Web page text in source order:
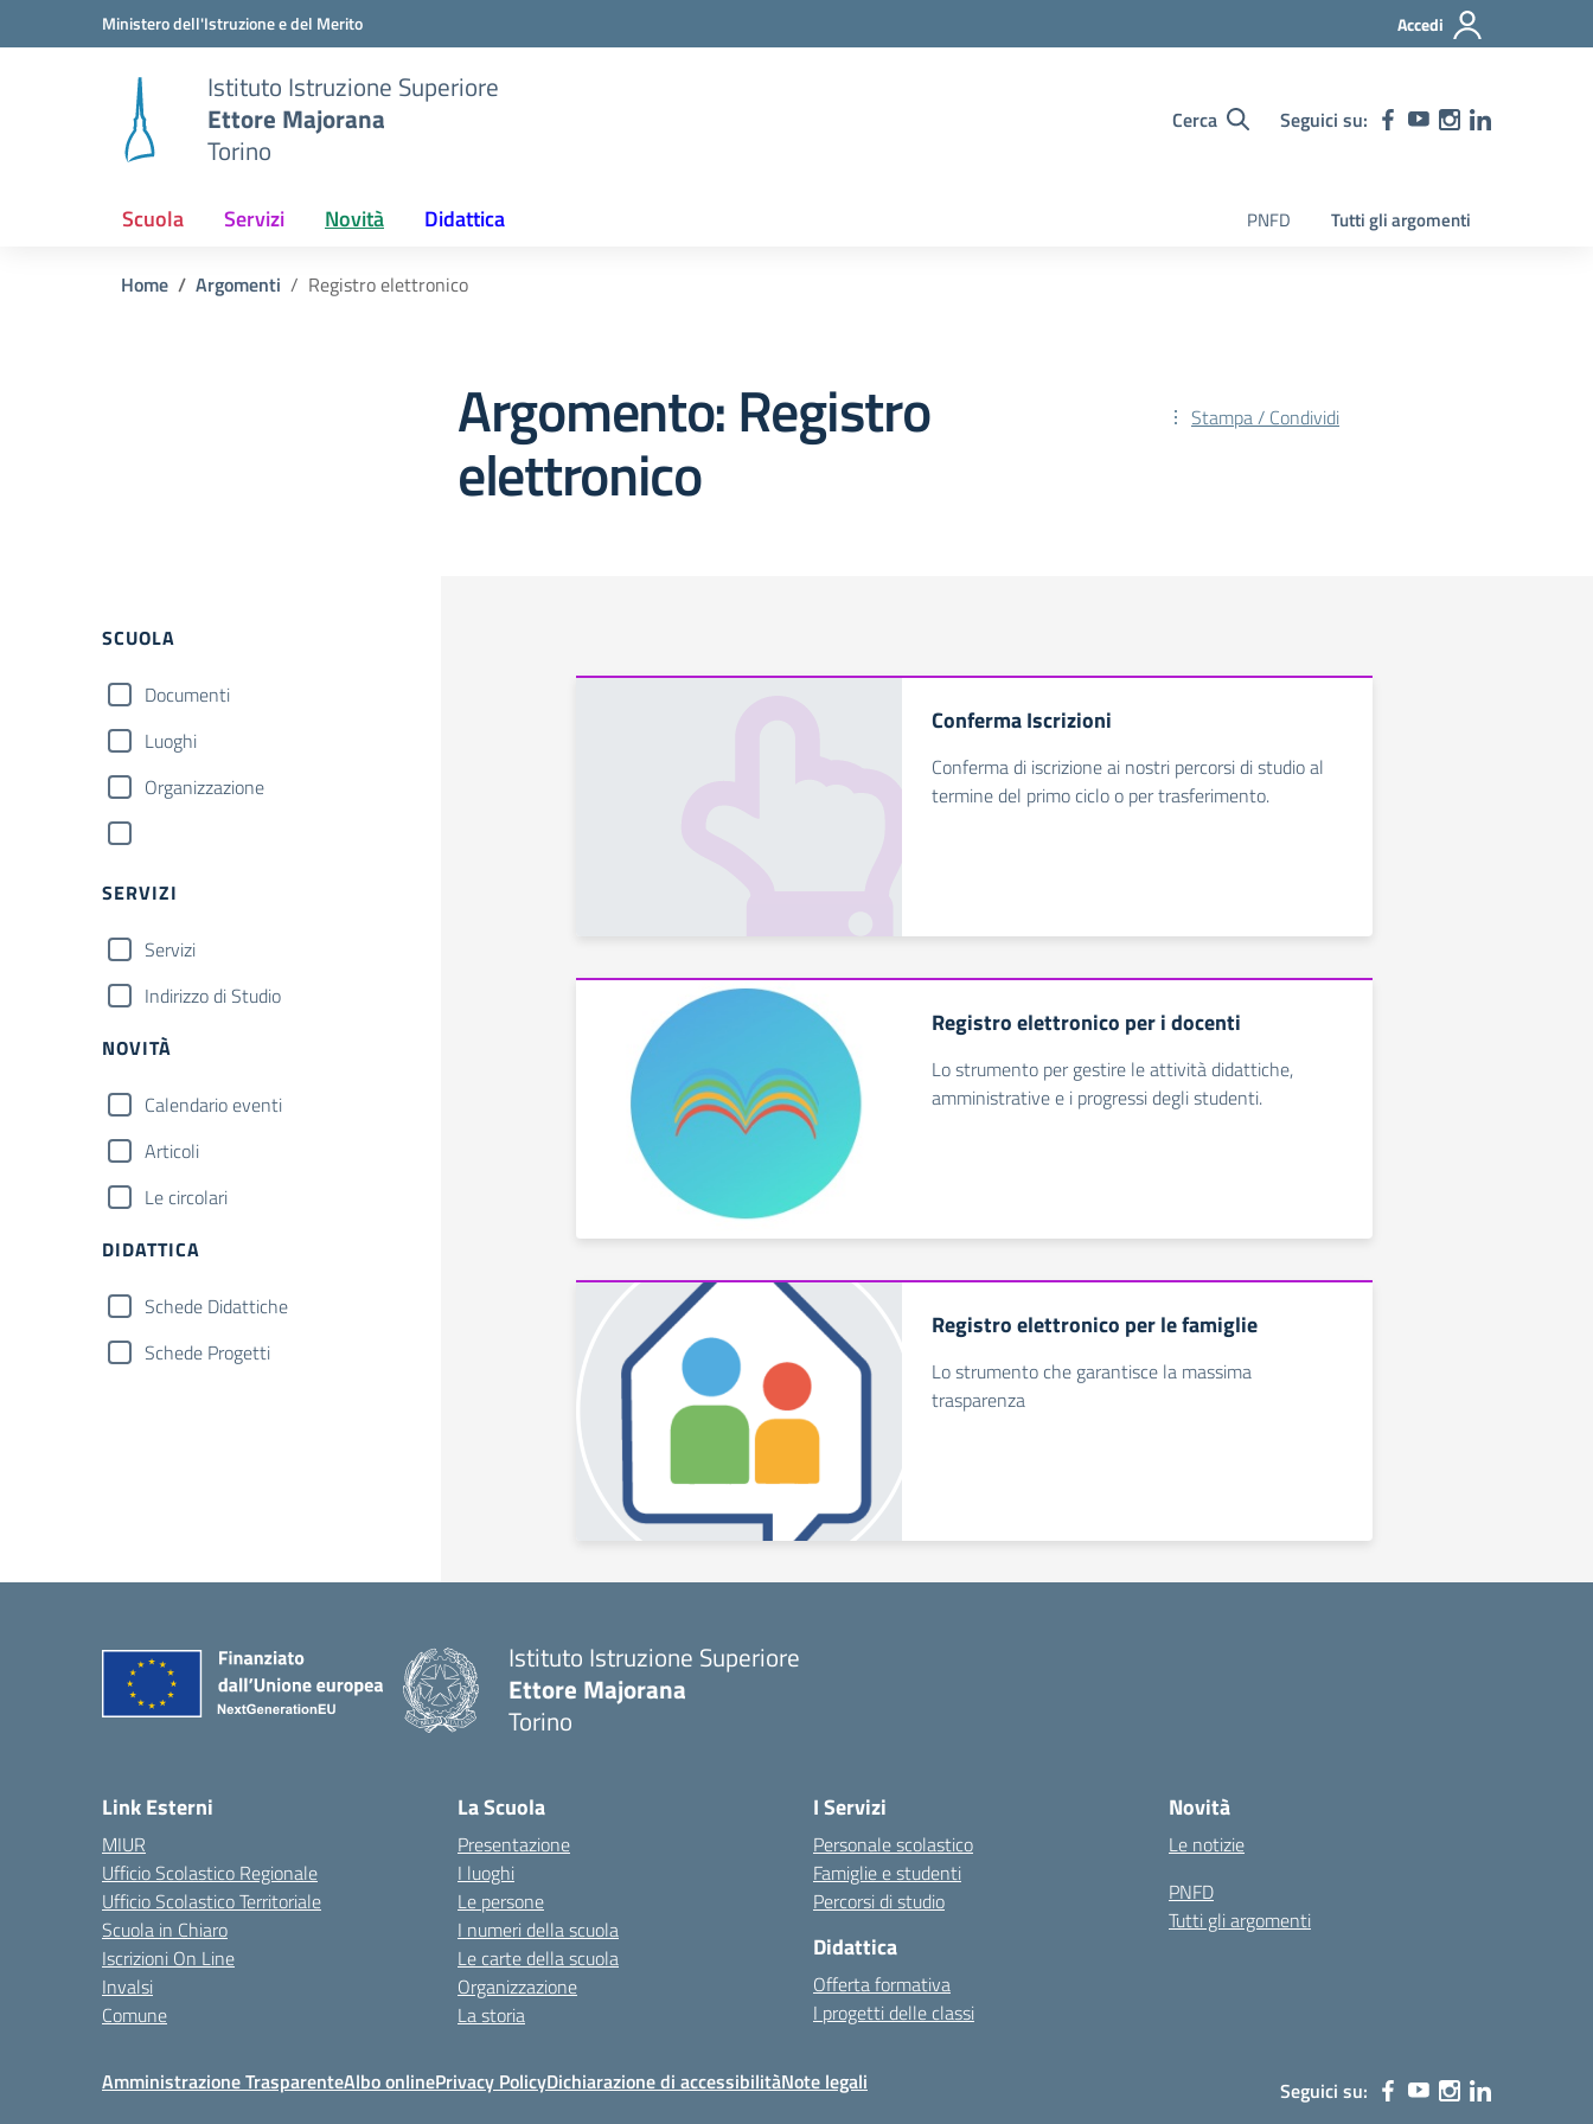
Vai ai contenuti
Vai al menu di navigazioneMinistero dell'Istruzione e del Merito Accedi
Istituto Istruzione Superiore
Ettore Majorana
Torino
Cerca Seguici su:
Scuola Servizi Novità Didattica PNFD Tutti gli argomenti
Home Argomenti Registro elettronico
Argomento: Registro
elettronico
Stampa / Condividi
SCUOLA
Documenti
Luoghi
Organizzazione
SERVIZI
Servizi
Indirizzo di Studio
NOVITÀ
Calendario eventi
Articoli
Le circolari
DIDATTICA
Schede Didattiche
Schede Progetti
Conferma Iscrizioni
Conferma di iscrizione ai nostri percorsi di studio al
termine del primo ciclo o per trasferimento.
Registro elettronico per i docenti
Lo strumento per gestire le attività didattiche,
amministrative e i progressi degli studenti.
Registro elettronico per le famiglie
Lo strumento che garantisce la massima
trasparenza
Istituto Istruzione Superiore
Ettore Majorana
Torino
Link Esterni
MIUR
Ufficio Scolastico Regionale
Ufficio Scolastico Territoriale
Scuola in Chiaro
Iscrizioni On Line
Invalsi
Comune
La Scuola
Presentazione
I luoghi
Le persone
I numeri della scuola
Le carte della scuola
Organizzazione
La storia
I Servizi
Personale scolastico
Famiglie e studenti
Percorsi di studio
Didattica
Offerta formativa
I progetti delle classi
Novità
Le notizie
PNFD
Tutti gli argomenti
Amministrazione TrasparenteAlbo onlinePrivacy PolicyDichiarazione di accessibilitàNote legali Seguici su: